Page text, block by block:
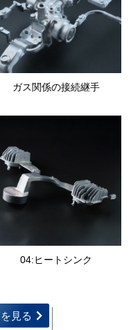
ガス関係の接続継手
04:ヒートシンク
見る